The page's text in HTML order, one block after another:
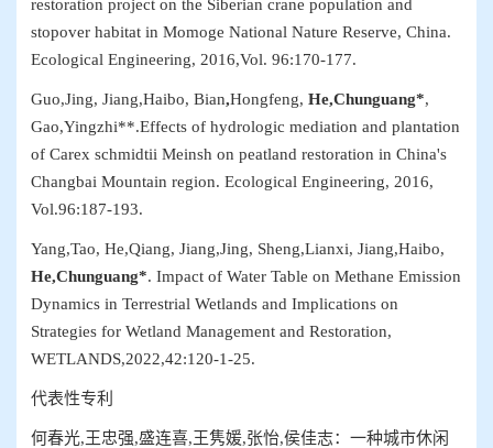
restoration project on the Siberian crane population and
stopover habitat in Momoge National Nature Reserve, China.
Ecological Engineering, 2016,Vol. 96:170-177.
Guo,Jing, Jiang,Haibo, Bian,Hongfeng, He,Chunguang*,
Gao,Yingzhi**.Effects of hydrologic mediation and plantation
of Carex schmidtii Meinsh on peatland restoration in China's
Changbai Mountain region. Ecological Engineering, 2016,
Vol.96:187-193.
Yang,Tao, He,Qiang, Jiang,Jing, Sheng,Lianxi, Jiang,Haibo,
He,Chunguang*. Impact of Water Table on Methane Emission
Dynamics in Terrestrial Wetlands and Implications on
Strategies for Wetland Management and Restoration,
WETLANDS,2022,42:120-1-25.
代表性专利
何春光,王忠强,盛连喜,王隽媛,张怡,侯佳志： 一种城市休闲